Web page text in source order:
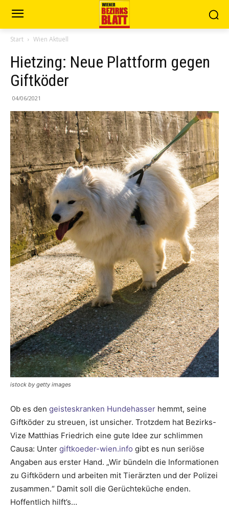
Start Wien Aktuell
Hietzing: Neue Plattform gegen
Giftköder
04/06/2021
istock by getty images
Ob es den geisteskranken Hundehasser hemmt, seine
Giftköder zu streuen, ist unsicher. Trotzdem hat Bezirks-
Vize Matthias Friedrich eine gute Idee zur schlimmen
Causa: Unter gift­koeder-wien.info gibt es nun seriöse
Angaben aus erster Hand. „Wir bündeln die Informationen
zu Giftködern und ­arbeiten mit Tierärzten und der Polizei
zusammen.“ Damit soll die ­Gerüchteküche enden.
Hoffentlich hilft’s…